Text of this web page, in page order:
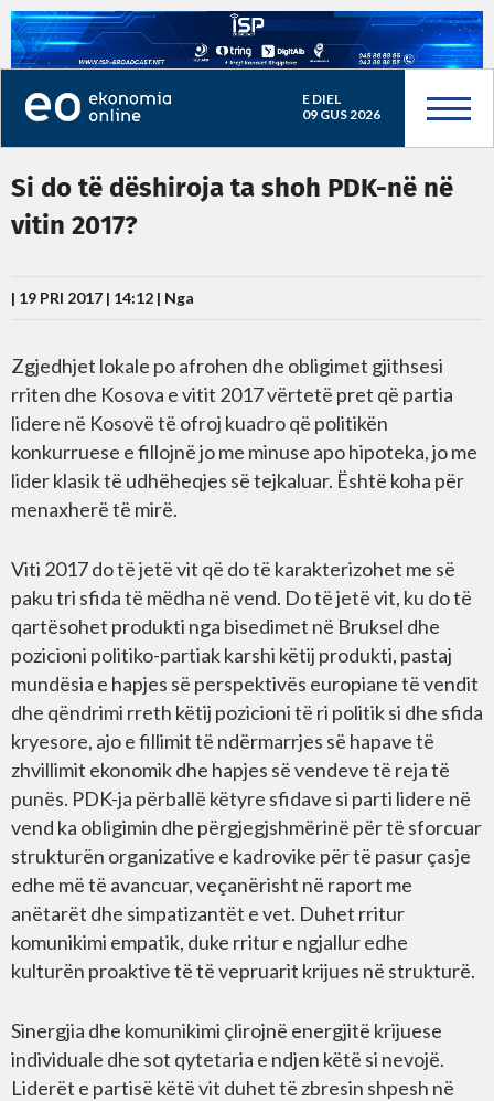
E DIEL
09 GUS 2026
Si do të dëshiroja ta shoh PDK-në në
vitin 2017?
| 19 PRI 2017 | 14:12 | Nga
Zgjedhjet lokale po afrohen dhe obligimet gjithsesi
rriten dhe Kosova e vitit 2017 vërtetë pret që partia
lidere në Kosovë të ofroj kuadro që politikën
konkurruese e fillojnë jo me minuse apo hipoteka, jo me
lider klasik të udhëheqjes së tejkaluar. Është koha për
menaxherë të mirë.
Viti 2017 do të jetë vit që do të karakterizohet me së
paku tri sfida të mëdha në vend. Do të jetë vit, ku do të
qartësohet produkti nga bisedimet në Bruksel dhe
pozicioni politiko-partiak karshi këtij produkti, pastaj
mundësia e hapjes së perspektivës europiane të vendit
dhe qëndrimi rreth këtij pozicioni të ri politik si dhe sfida
kryesore, ajo e fillimit të ndërmarrjes së hapave të
zhvillimit ekonomik dhe hapjes së vendeve të reja të
punës. PDK-ja përballë këtyre sfidave si parti lidere në
vend ka obligimin dhe përgjegjshmërinë për të sforcuar
strukturën organizative e kadrovike për të pasur çasje
edhe më të avancuar, veçanërisht në raport me
anëtarët dhe simpatizantët e vet. Duhet rritur
komunikimi empatik, duke rritur e ngjallur edhe
kulturën proaktive të të vepruarit krijues në strukturë.
Sinergjia dhe komunikimi çlirojnë energjitë krijuese
individuale dhe sot qytetaria e ndjen këtë si nevojë.
Liderët e partisë këtë vit duhet të zbresin shpesh në